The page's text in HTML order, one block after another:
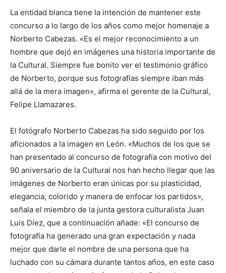
La entidad blanca tiene la intención de mantener este
concurso a lo largo de los años como mejor homenaje a
Norberto Cabezas. «Es el mejor reconocimiento a un
hombre que dejó en imágenes una historia importante de
la Cultural. Siempre fue bonito ver el testimonio gráfico
de Norberto, porque sus fotografías siempre iban más
allá de la mera imagen», afirma el gerente de la Cultural,
Felipe Llamazares.
El fotógrafo Norberto Cabezas ha sido seguido por los
aficionados a la imagen en León. «Muchos de los que se
han presentado al concurso de fotografía con motivo del
90 aniversario de la Cultural nos han hecho llegar que las
imágenes de Norberto eran únicas por su plasticidad,
elegancia, colorido y manera de enfocar los partidos»,
señala el miembro de la junta gestora culturalista Juan
Luis Díez, que a continuación añade: «El concurso de
fotografía ha generado una gran expectación y nada
mejor que darle el nombre de una persona que ha
luchado con su cámara durante tantos años, en este caso